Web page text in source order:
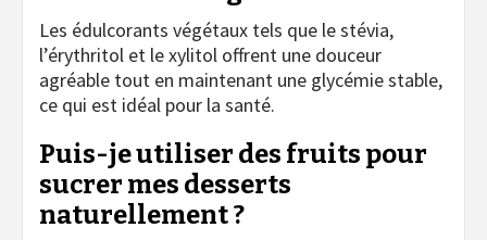
Les édulcorants végétaux tels que le stévia,
l’érythritol et le xylitol offrent une douceur
agréable tout en maintenant une glycémie stable,
ce qui est idéal pour la santé.
Puis-je utiliser des fruits pour
sucrer mes desserts
naturellement ?